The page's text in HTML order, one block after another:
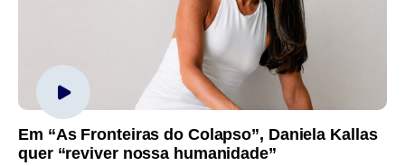
Em “As Fronteiras do Colapso”, Daniela Kallas
quer “reviver nossa humanidade”